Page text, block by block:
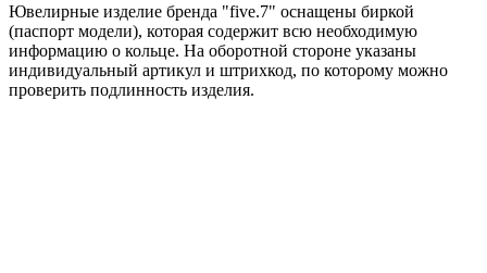
Ювелирные изделие бренда "five.7" оснащены биркой
(паспорт модели), которая содержит всю необходимую
информацию о кольце. На оборотной стороне указаны
индивидуальный артикул и штрихкод, по которому можно
проверить подлинность изделия.